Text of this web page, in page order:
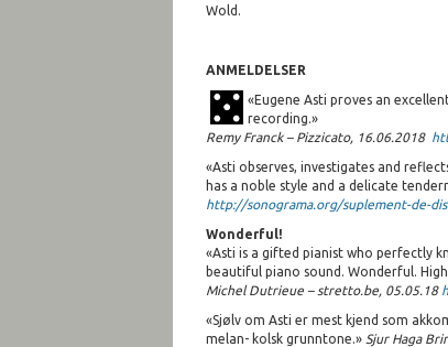
Wold.
ANMELDELSER
«Eugene Asti proves an
recording.»
Remy Franck – Pizzicato, 16.06.2018
«Asti observes, investigates and
has a noble style and a delicate
http://sonograma.org/suplement-de-
Wonderful!
«Asti is a gifted pianist who perfectly
beautiful piano sound. Wonderful.
Michel Dutrieue – stretto.be, 05.05.18
«Sjølv om Asti er mest kjend som
melan- kolsk grunntone.» Sjur Haga